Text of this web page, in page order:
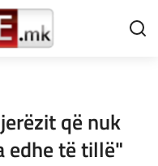
që nuk
edhe të tillë"